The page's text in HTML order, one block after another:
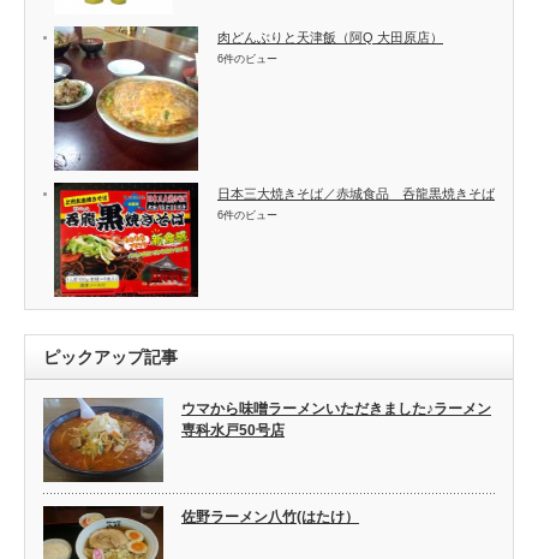
肉どんぶりと天津飯（阿Q 大田原店）
6件のビュー
日本三大焼きそば／赤城食品 呑龍黒焼きそば
6件のビュー
ピックアップ記事
ウマから味噌ラーメンいただきました♪ラーメン
専科水戸50号店
佐野ラーメン八竹(はたけ）